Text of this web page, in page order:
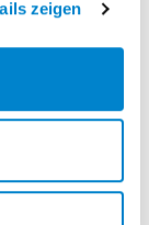
zeigen
in die
oder App–